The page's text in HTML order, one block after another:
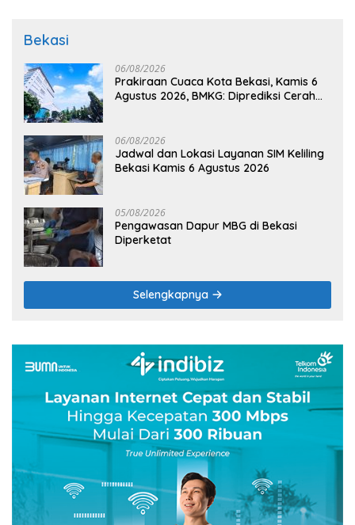
Bekasi
06/08/2026
Prakiraan Cuaca Kota Bekasi, Kamis 6
Agustus 2026, BMKG: Diprediksi Cerah
06/08/2026
Jadwal dan Lokasi Layanan SIM Keliling
Bekasi Kamis 6 Agustus 2026
05/08/2026
Pengawasan Dapur MBG di Bekasi
Diperketat
Selengkapnya